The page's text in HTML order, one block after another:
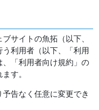
サイトの魚拓（以下、
う利用者（以下、「利用
「利用者向け規約」の
す。
告なく任意に変更でき